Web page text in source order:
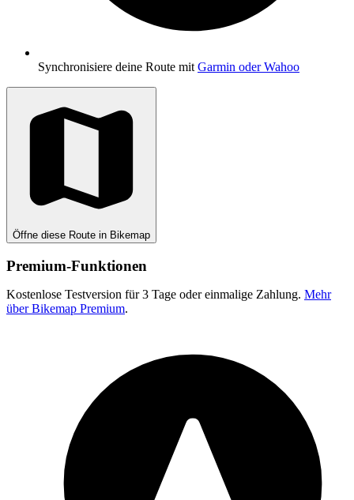
Synchronisiere deine Route mit Garmin oder Wahoo
Öffne diese Route in Bikemap
Premium-Funktionen
Kostenlose Testversion für 3 Tage oder einmalige Zahlung. Mehr
über Bikemap Premium.